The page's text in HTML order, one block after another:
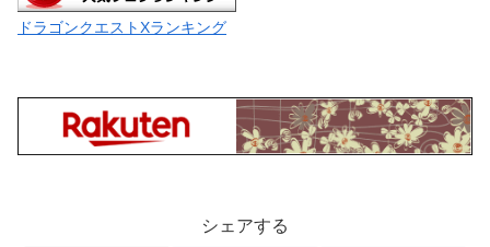
ドラゴンクエストXランキング
シェアする